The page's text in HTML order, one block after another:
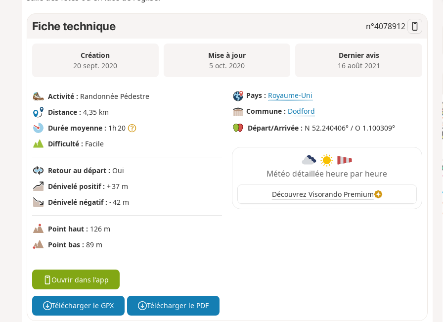
Fiche technique n°4078912
Création
20 sept. 2020
Mise à jour
5 oct. 2020
Dernier avis
16 août 2021
Activité : Randonnée Pédestre
Distance : 4,35 km
Durée moyenne : 1h 20
Difficulté : Facile
Retour au départ : Oui
Dénivelé positif : + 37 m
Dénivelé négatif : - 42 m
Point haut : 126 m
Point bas : 89 m
Pays : Royaume-Uni
Commune : Dodford
Départ/Arrivée : N 52.240406° / O 1.100309°
Météo détaillée heure par heure
Découvrez Visorando Premium
Ouvrir dans l'app
Télécharger le GPX Télécharger le PDF